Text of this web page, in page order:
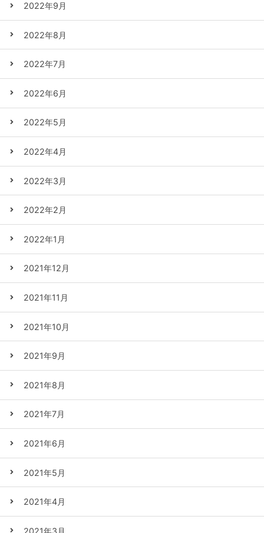
2022年9月
2022年8月
2022年7月
2022年6月
2022年5月
2022年4月
2022年3月
2022年2月
2022年1月
2021年12月
2021年11月
2021年10月
2021年9月
2021年8月
2021年7月
2021年6月
2021年5月
2021年4月
2021年3月